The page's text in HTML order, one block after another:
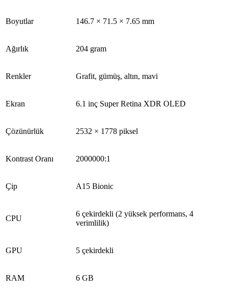
Boyutlar 146.7 × 71.5 × 7.65 mm
Ağırlık 204 gram
Renkler Grafit, gümüş, altın, mavi
Ekran 6.1 inç Super Retina XDR OLED
Çözünürlük 2532 × 1778 piksel
Kontrast Oranı 2000000:1
Çip A15 Bionic
CPU
6 çekirdekli (2 yüksek performans, 4
verimlilik)
GPU 5 çekirdekli
RAM 6 GB